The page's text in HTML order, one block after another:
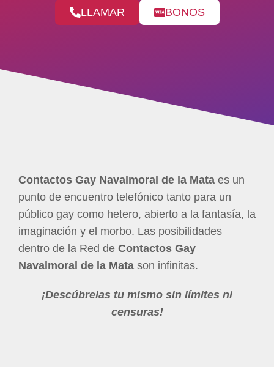
LLAMAR BONOS
Contactos Gay Navalmoral de la Mata es un
punto de encuentro telefónico tanto para un
público gay como hetero, abierto a la fantasía, la
imaginación y el morbo. Las posibilidades
dentro de la Red de Contactos Gay
Navalmoral de la Mata son infinitas.
¡Descúbrelas tu mismo sin límites ni
censuras!